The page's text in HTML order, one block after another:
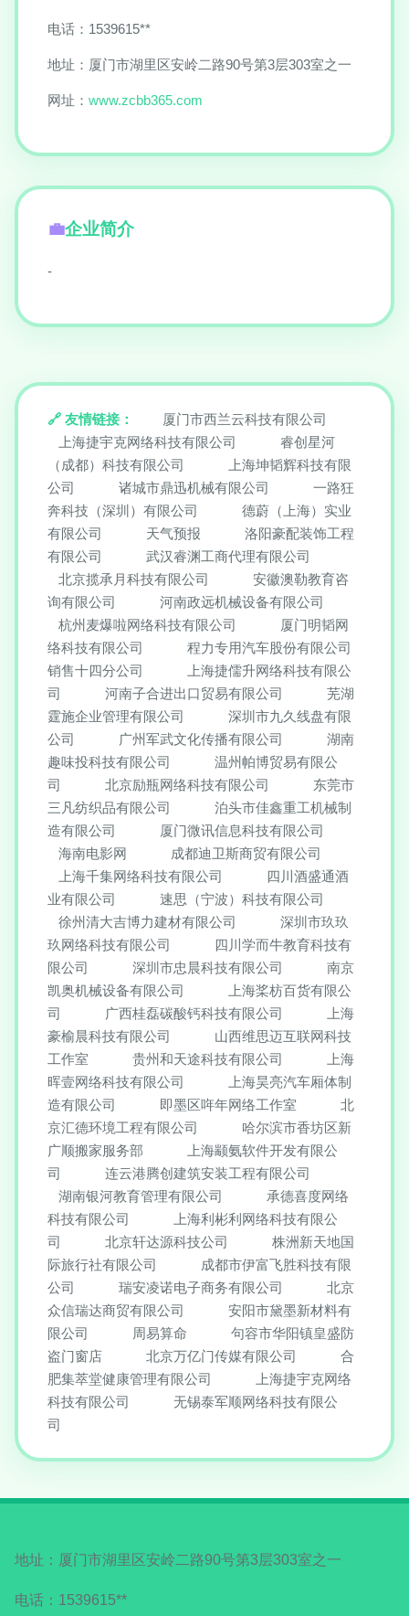
电话：1539615**
地址：厦门市湖里区安岭二路90号第3层303室之一
网址： www.zcbb365.com
企业简介
-
友情链接：
厦门市西兰云科技有限公司
上海捷宇克网络科技有限公司
睿创星河
（成都）科技有限公司
上海坤韬辉科技有限
公司
诸城市鼎迅机械有限公司
一路狂
奔科技（深圳）有限公司
德蔚（上海）实业
有限公司
天气预报
洛阳豪配装饰工程
有限公司
武汉睿渊工商代理有限公司
北京揽承月科技有限公司
安徽澳勒教育咨
询有限公司
河南政远机械设备有限公司
杭州麦爆啦网络科技有限公司
厦门明韬网
络科技有限公司
程力专用汽车股份有限公司
销售十四分公司
上海捷儒升网络科技有限公
司
河南子合进出口贸易有限公司
芜湖
霆施企业管理有限公司
深圳市九久线盘有限
公司
广州军武文化传播有限公司
湖南
趣味投科技有限公司
温州帕博贸易有限公
司
北京励瓶网络科技有限公司
东莞市
三凡纺织品有限公司
泊头市佳鑫重工机械制
造有限公司
厦门微讯信息科技有限公司
海南电影网
成都迪卫斯商贸有限公司
上海千集网络科技有限公司
四川酒盛通酒
业有限公司
速思（宁波）科技有限公司
徐州清大吉博力建材有限公司
深圳市玖玖
玖网络科技有限公司
四川学而牛教育科技有
限公司
深圳市忠晨科技有限公司
南京
凯奥机械设备有限公司
上海桨枋百货有限公
司
广西桂磊碳酸钙科技有限公司
上海
豪榆晨科技有限公司
山西维思迈互联网科技
工作室
贵州和天途科技有限公司
上海
晖壹网络科技有限公司
上海昊亮汽车厢体制
造有限公司
即墨区哖年网络工作室
北
京汇德环境工程有限公司
哈尔滨市香坊区新
广顺搬家服务部
上海颛氨软件开发有限公
司
连云港腾创建筑安装工程有限公司
湖南银河教育管理有限公司
承德喜度网络
科技有限公司
上海利彬利网络科技有限公
司
北京轩达源科技公司
株洲新天地国
际旅行社有限公司
成都市伊富飞胜科技有限
公司
瑞安凌诺电子商务有限公司
北京
众信瑞达商贸有限公司
安阳市黛墨新材料有
限公司
周易算命
句容市华阳镇皇盛防
盗门窗店
北京万亿门传媒有限公司
合
肥集萃堂健康管理有限公司
上海捷宇克网络
科技有限公司
无锡泰军顺网络科技有限公
司
地址：厦门市湖里区安岭二路90号第3层303室之一
电话：1539615**